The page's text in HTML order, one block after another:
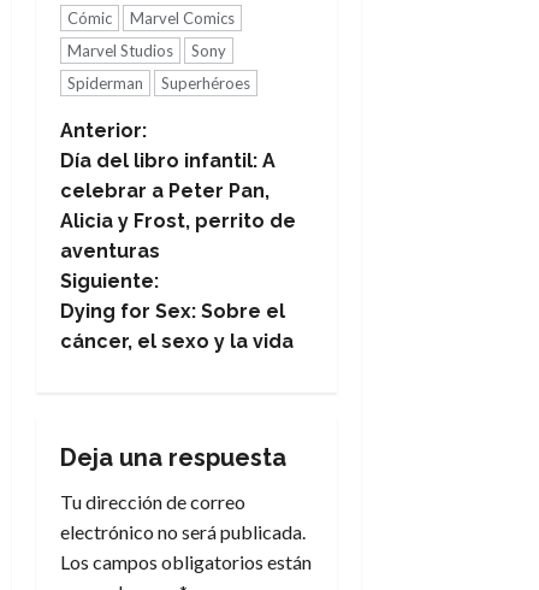
Cómic
Marvel Comics
Marvel Studios
Sony
Spiderman
Superhéroes
N
a
v
e
g
c
i
ó
Anterior:
Día del libro infantil: A
celebrar a Peter Pan,
Alicia y Frost, perrito de
aventuras
Siguiente:
Dying for Sex: Sobre el
cáncer, el sexo y la vida
Deja una respuesta
Tu dirección de correo
electrónico no será publicada.
Los campos obligatorios están